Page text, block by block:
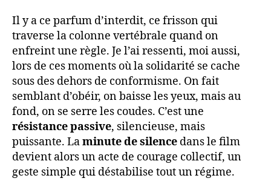
Il y a ce parfum d’interdit, ce frisson qui
traverse la colonne vertébrale quand on
enfreint une règle. Je l’ai ressenti, moi aussi,
lors de ces moments où la solidarité se cache
sous des dehors de conformisme. On fait
semblant d’obéir, on baisse les yeux, mais au
fond, on se serre les coudes. C’est une
résistance passive, silencieuse, mais
puissante. Laminute de silence dans le film
devient alors un acte de courage collectif, un
geste simple qui déstabilise tout un régime.